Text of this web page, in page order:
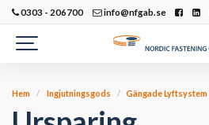
0303 - 206700 info@nfgab.se
Hem Ingjutningsgods Gängade Lyftsystem